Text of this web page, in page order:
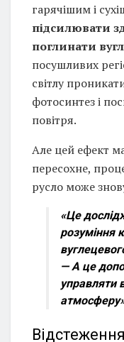
гарячішим і
підсилювати
поглинати
посушливих
світлу
фотосинтез і
повітря.
Але цей ефект
пересохне,
русло може
«Це
розуміння
— А це
управляти